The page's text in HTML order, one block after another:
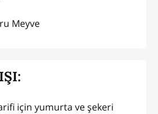
Meyve
için yumurta ve şekeri